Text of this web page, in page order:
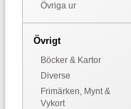
Övriga ur
Övrigt
Böcker & Kartor
Diverse
Frimärken, Mynt &
Vykort